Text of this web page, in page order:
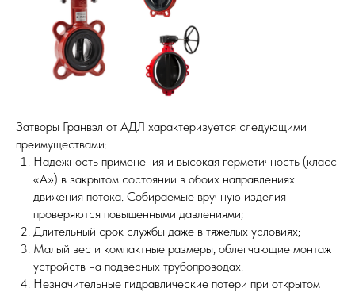
Затворы Гранвэл от АДЛ характеризуется следующими
преимуществами:
Надежность применения и высокая герметичность (класс
«А») в закрытом состоянии в обоих направлениях
движения потока. Собираемые вручную изделия
проверяются повышенными давлениями;
Длительный срок службы даже в тяжелых условиях;
Малый вес и компактные размеры, облегчающие монтаж
устройств на подвесных трубопроводах.
Незначительные гидравлические потери при открытом